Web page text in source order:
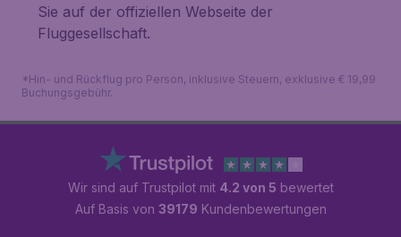
Sie auf der offiziellen Webseite der
Fluggesellschaft.
*Hin- und Rückflug pro Person, inklusive Steuern, exklusive € 19,99
Buchungsgebühr.
Wir sind auf Trustpilot mit 4.2 von 5 bewertet
Auf Basis von 39179 Kundenbewertungen